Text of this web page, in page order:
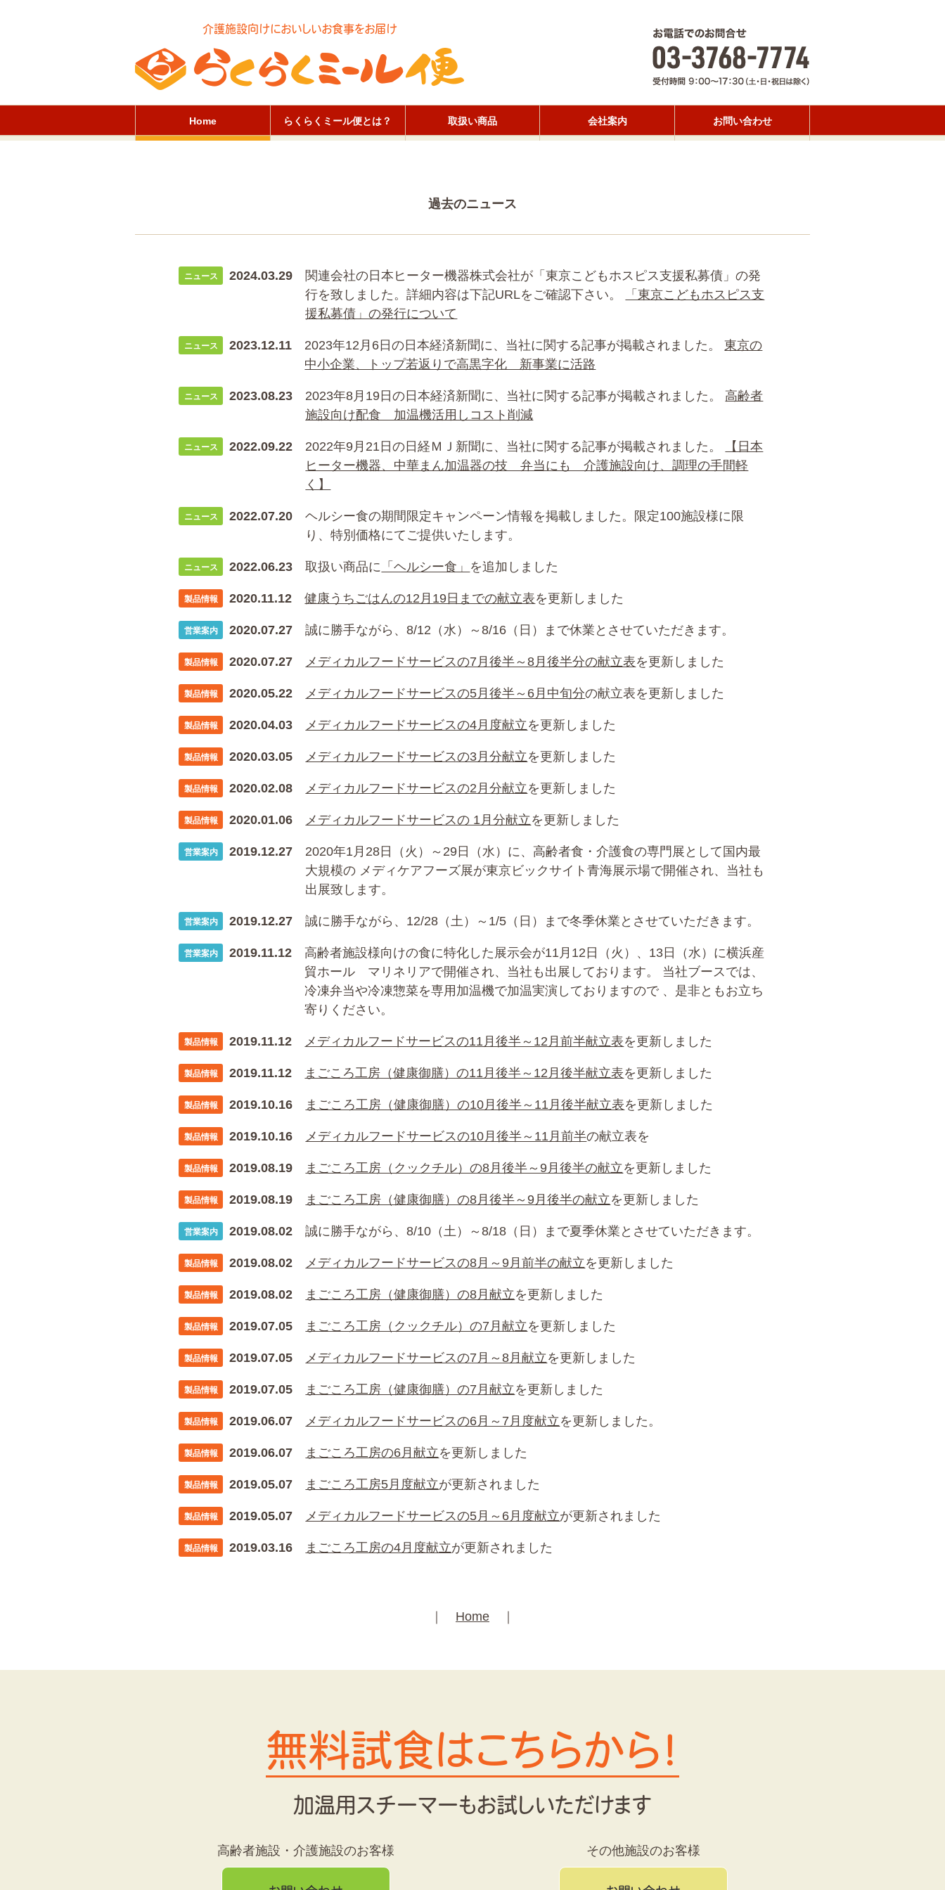
介護施設向けにおいしいお食事をお届け
Home らくらくミール便とは？ 取扱い商品 会社案内 お問い合わせ
過去のニュース
ニュース 2024.03.29
関連会社の日本ヒーター機器株式会社が「東京こどもホスピス支援私募債」の発
行を致しました。詳細内容は下記URLをご確認下さい。
「東京こどもホスピス支
援私募債」の発行について
ニュース 2023.12.11 2023年12月6日の日本経済新聞に、当社に関する記事が掲載されました。東京の
中小企業、トップ若返りで高黒字化 新事業に活路
ニュース 2023.08.23 2023年8月19日の日本経済新聞に、当社に関する記事が掲載されました。 高齢者
施設向け配食 加温機活用しコスト削減
ニュース 2022.09.22 2022年9月21日の日経ＭＪ新聞に、当社に関する記事が掲載されました。
【日本
ヒーター機器、中華まん加温器の技 弁当にも 介護施設向け、調理の手間軽
く】
ニュース 2022.07.20
ヘルシー食の期間限定キャンペーン情報を掲載しました。限定100施設様に限
り、特別価格にてご提供いたします。
ニュース 2022.06.23 取扱い商品に 「ヘルシー食」 を追加しました
製品情報 2020.11.12 健康うちごはんの12月19日までの献立表を更新しました
営業案内 2020.07.27 誠に勝手ながら、8/12（水）～8/16（日）まで休業とさせていただきます。
製品情報 2020.07.27 メディカルフードサービスの7月後半～8月後半分の献立表を更新しました
製品情報 2020.05.22 メディカルフードサービスの5月後半～6月中旬分の献立表を更新しました
製品情報 2020.04.03 メディカルフードサービスの4月度献立 を更新しました
製品情報 2020.03.05 メディカルフードサービスの3月分献立 を更新しました
製品情報 2020.02.08 メディカルフードサービスの2月分献立 を更新しました
製品情報 2020.01.06 メディカルフードサービスの 1月分献立 を更新しました
営業案内 2019.12.27
2020年1月28日（火）～29日（水）に、高齢者食・介護食の専門展として国内最
大規模の メディケアフーズ展が東京ビックサイト青海展示場で開催され、当社も
出展致します。
営業案内 2019.12.27 誠に勝手ながら、12/28（土）～1/5（日）まで冬季休業とさせていただきます。
営業案内 2019.11.12
高齢者施設様向けの食に特化した展示会が11月12日（火）、13日（水）に横浜産
貿ホール マリネリアで開催され、当社も出展しております。 当社ブースでは、
冷凍弁当や冷凍惣菜を専用加温機で加温実演しておりますので 、是非ともお立ち
寄りください。
製品情報 2019.11.12 メディカルフードサービスの11月後半～12月前半献立表を更新しました
製品情報 2019.11.12 まごころ工房（健康御膳）の11月後半～12月後半献立表を更新しました
製品情報 2019.10.16 まごころ工房（健康御膳）の10月後半～11月後半献立表を更新しました
製品情報 2019.10.16 メディカルフードサービスの10月後半～11月前半の献立表を
製品情報 2019.08.19 まごころ工房（クックチル）の8月後半～9月後半の献立 を更新しました
製品情報 2019.08.19 まごころ工房（健康御膳）の8月後半～9月後半の献立 を更新しました
営業案内 2019.08.02 誠に勝手ながら、8/10（土）～8/18（日）まで夏季休業とさせていただきます。
製品情報 2019.08.02 メディカルフードサービスの8月～9月前半の献立 を更新しました
製品情報 2019.08.02 まごころ工房（健康御膳）の8月献立 を更新しました
製品情報 2019.07.05 まごころ工房（クックチル）の7月献立 を更新しました
製品情報 2019.07.05 メディカルフードサービスの7月～8月献立 を更新しました
製品情報 2019.07.05 まごころ工房（健康御膳）の7月献立 を更新しました
製品情報 2019.06.07 メディカルフードサービスの6月～7月度献立 を更新しました。
製品情報 2019.06.07 まごころ工房の6月献立 を更新しました
製品情報 2019.05.07 まごころ工房5月度献立が更新されました
製品情報 2019.05.07 メディカルフードサービスの5月～6月度献立が更新されました
製品情報 2019.03.16 まごころ工房の4月度献立が更新されました
Home
無料試食はこちらから！
加温用スチーマーもお試しいただけます
高齢者施設・介護施設のお客様 その他施設のお客様